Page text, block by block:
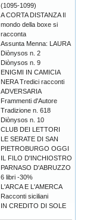
(1095-1099)
A CORTA DISTANZA Il
mondo della boxe si
racconta
Assunta Menna: LAURA
Diònysos n. 2
Diònysos n. 9
ENIGMI IN CAMICIA
NERA Tredici racconti
ADVERSARIA
Frammenti d'Autore
Tradizione n. 618
Diònysos n. 10
CLUB DEI LETTORI
LE SERATE DI SAN
PIETROBURGO OGGI
IL FILO D'INCHIOSTRO
PARNASO D'ABRUZZO
6 libri -30%
L'ARCA E L'AMERCA
Racconti siciliani
IN CREDITO DI SOLE